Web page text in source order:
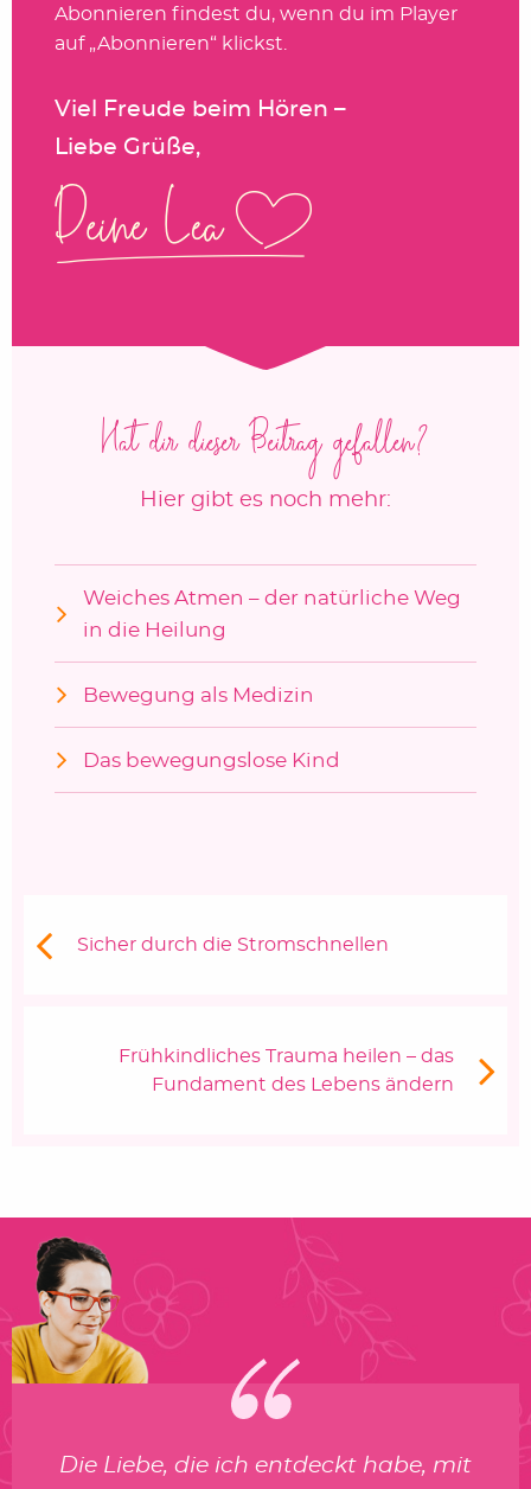
Abonnieren findest du, wenn du im Player
auf „Abonnieren“ klickst.
Viel Freude beim Hören –
Liebe Grüße,
Hat dir dieser Beitrag gefallen?
Hier gibt es noch mehr:
Weiches Atmen – der natürliche Weg
in die Heilung
Bewegung als Medizin
Das bewegungslose Kind
Vorheriger Beitrag:
Sicher durch die Stromschnellen
Nächster Beitrag
Frühkindliches Trauma heilen – das
Fundament des Lebens ändern
Die Liebe, die ich entdeckt habe, mit